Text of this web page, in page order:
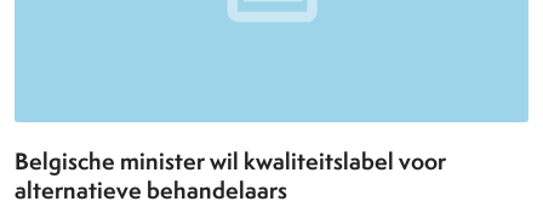
Belgische minister wil kwaliteitslabel voor
alternatieve behandelaars